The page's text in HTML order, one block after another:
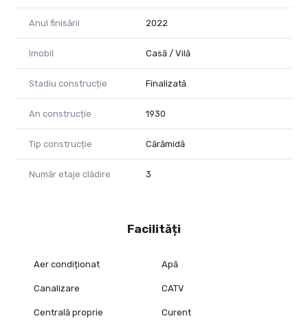
Anul finisării 2022
Imobil Casă / Vilă
Stadiu construcție Finalizată
An construcție 1930
Tip construcție Cărămidă
Număr etaje clădire 3
Facilități
Aer condiționat Apă
Canalizare CATV
Centrală proprie Curent